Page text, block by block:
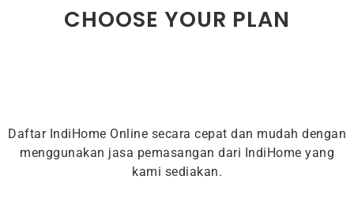
CHOOSE YOUR PLAN
Daftar IndiHome Online secara cepat dan mudah dengan
menggunakan jasa pemasangan dari IndiHome yang
kami sediakan.